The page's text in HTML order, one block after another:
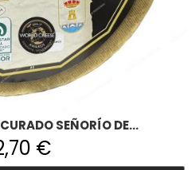
SEÑORÍO DE...
€